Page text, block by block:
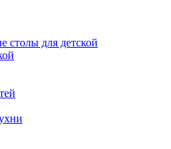
для детской